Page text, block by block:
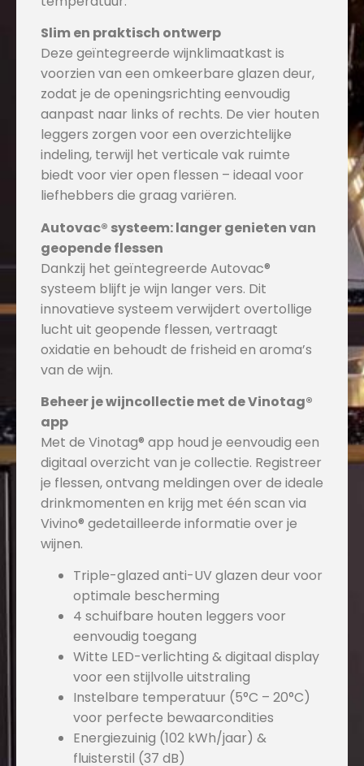
Slim en praktisch ontwerp
Deze geïntegreerde wijnklimaatkast is
voorzien van een omkeerbare glazen deur,
zodat je de openingsrichting eenvoudig
aanpast naar links of rechts. De vier houten
leggers zorgen voor een overzichtelijke
indeling, terwijl het verticale vak ruimte
biedt voor vier open flessen – ideaal voor
liefhebbers die graag variëren.
Autovac® systeem: langer genieten van
geopende flessen
Dankzij het geïntegreerde Autovac®
systeem blijft je wijn langer vers. Dit
innovatieve systeem verwijdert overtollige
lucht uit geopende flessen, vertraagt
oxidatie en behoudt de frisheid en aroma’s
van de wijn.
Beheer je wijncollectie met de Vinotag®
app
Met de Vinotag® app houd je eenvoudig een
digitaal overzicht van je collectie. Registreer
je flessen, ontvang meldingen over de ideale
drinkmomenten en krijg met één scan via
Vivino® gedetailleerde informatie over je
wijnen.
Triple-glazed anti-UV glazen deur voor
optimale bescherming
4 schuifbare houten leggers voor
eenvoudig toegang
Witte LED-verlichting & digitaal display
voor een stijlvolle uitstraling
Instelbare temperatuur (5°C – 20°C)
voor perfecte bewaarcondities
Energiezuinig (102 kWh/jaar) &
fluisterstil (37 dB)